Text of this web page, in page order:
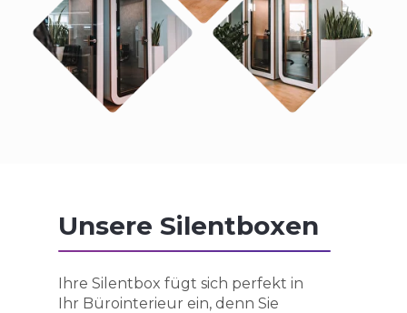
Unsere Silentboxen
Ihre Silentbox fügt sich perfekt in
Ihr Bürointerieur ein, denn Sie